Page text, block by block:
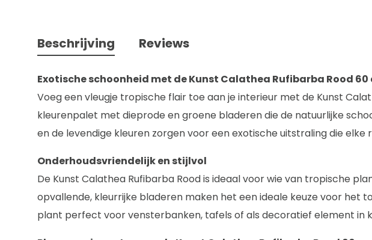
Beschrijving Reviews
Exotische schoonheid met de Kunst Calathea Rufibarba Rood 60
Voeg een vleugje tropische flair toe aan je interieur met de Kunst
kleurenpalet met dieprode en groene bladeren die de natuurlijke
en de levendige kleuren zorgen voor een exotische uitstraling die elke
Onderhoudsvriendelijk en stijlvol
De Kunst Calathea Rufibarba Rood is ideaal voor wie van tropische
opvallende, kleurrijke bladeren maken het een ideale keuze voor
plant perfect voor vensterbanken, tafels of als decoratief element in